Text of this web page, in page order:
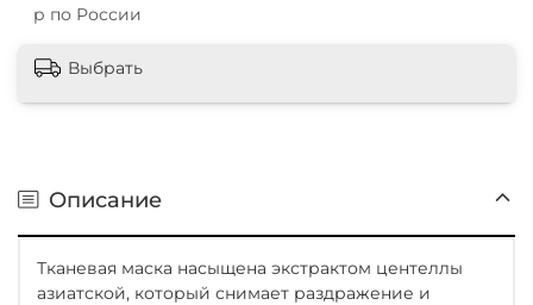
р по России
Выбрать
Описание
Тканевая маска насыщена экстрактом центеллы
азиатской, который снимает раздражение и